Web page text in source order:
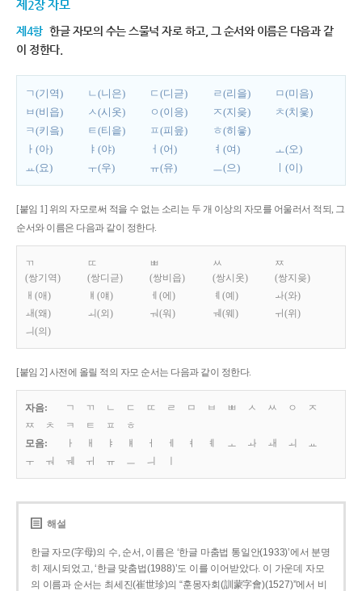
제2장 자모
제4항 한글 자모의 수는 스물넉 자로 하고, 그 순서와 이름은 다음과 같
이 정한다.
ㄱ(기역) ㄴ(니은) ㄷ(디귿) ㄹ(리을)
ㅁ(미음)
ㅂ(비읍)
ㅅ(시옷) ㅇ(이응) ㅈ(지읒)
ㅊ(치읓)
ㅋ(키읔)
ㅌ(티읕) ㅍ(피읖)
ㅎ(히읗)
ㅏ(아)
ㅑ(야) ㅓ(어) ㅕ(여)
ㅗ(오)
ㅛ(요)
ㅜ(우) ㅠ(유) ㅡ(으) ㅣ(이)
[붙임 1] 위의 자모로써 적을 수 없는 소리는 두 개 이상의 자모를 어울러서 적되, 그
순서와 이름은 다음과 같이 정한다.
ㄲ
(쌍기역)
ㄸ
(쌍디귿)
ㅃ
(쌍비읍)
ㅆ
(쌍시옷)
ㅉ
(쌍지읒)
ㅐ(애)
ㅒ(얘) ㅔ(에) ㅖ(예)
ㅘ(와)
ㅙ(왜)
ㅚ(외) ㅝ(워) ㅞ(웨)
ㅟ(위)
ㅢ(의)
[붙임 2] 사전에 올릴 적의 자모 순서는 다음과 같이 정한다.
자음: ㄱ ㄲ ㄴ ㄷ ㄸ ㄹ ㅁ ㅂ ㅃ ㅅ ㅆ ㅇ
ㅈ
ㅉ
ㅊ ㅋ ㅌ ㅍ
ㅎ
모음:
ㅏ ㅐ ㅑ ㅒ ㅓ ㅔ ㅕ ㅖ ㅗ ㅘ ㅙ ㅚ
ㅛ
ㅜ
ㅝ ㅞ ㅟ ㅠ ㅡ ㅢ
해설
한글 자모(字母)의 수, 순서, 이름은 ‘한글 마춤법 통일안(1933)’에서 분명
히 제시되었고, ‘한글 맞춤법(1988)’도 이를 이어받았다. 이 가운데 자모
의 이름과 순서는 최세진(崔世珍)의 “훈몽자회(訓蒙字會)(1527)”에서 비